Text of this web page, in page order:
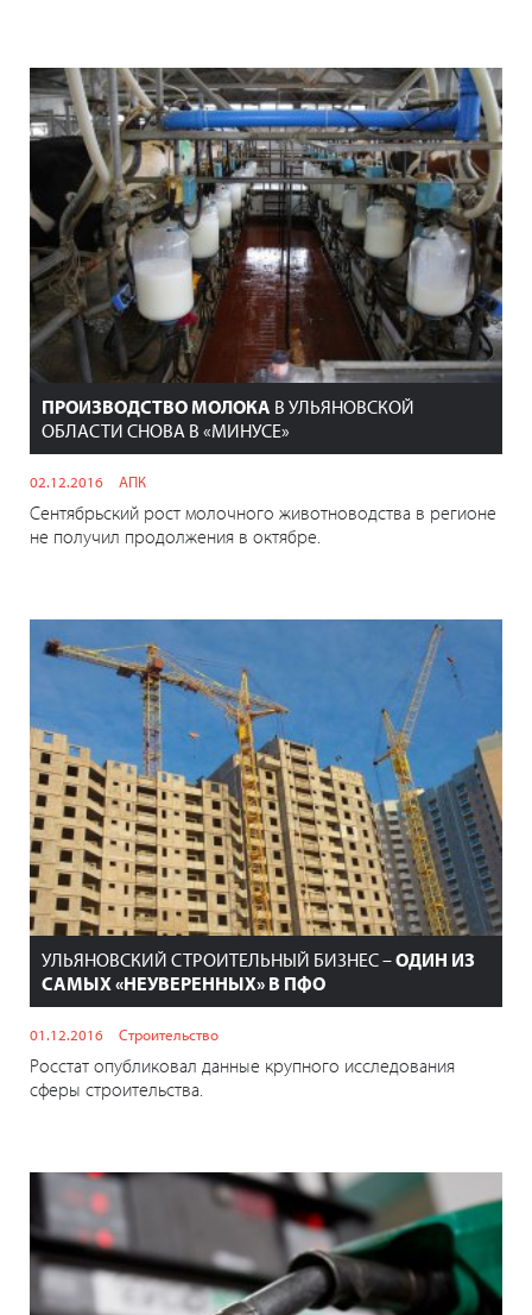
ПРОИЗВОДСТВО МОЛОКА В УЛЬЯНОВСКОЙ
ОБЛАСТИ СНОВА В «МИНУСЕ»
02.12.2016 АПК
Сентябрьский рост молочного животноводства в регионе
не получил продолжения в октябре.
УЛЬЯНОВСКИЙ СТРОИТЕЛЬНЫЙ БИЗНЕС –ОДИН ИЗ
САМЫХ «НЕУВЕРЕННЫХ» В ПФО
01.12.2016 Строительство
Росстат опубликовал данные крупного исследования
сферы строительства.